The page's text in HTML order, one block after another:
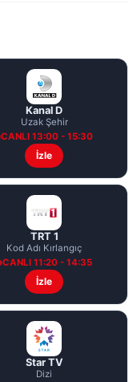
Kanal D
Uzak Şehir
CANLI 13:00 - 15:30
İzle
TRT 1
Kod Adı Kırlangıç
CANLI 11:20 - 14:35
İzle
Star TV
Dizi